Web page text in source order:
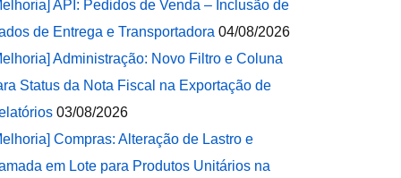
API: Pedidos de Venda – Inclusão de
de Entrega e Transportadora 04/08/2026
Administração: Novo Filtro e Coluna
Status da Nota Fiscal na Exportação de
03/08/2026
Compras: Alteração de Lastro e
em Lote para Produtos Unitários na